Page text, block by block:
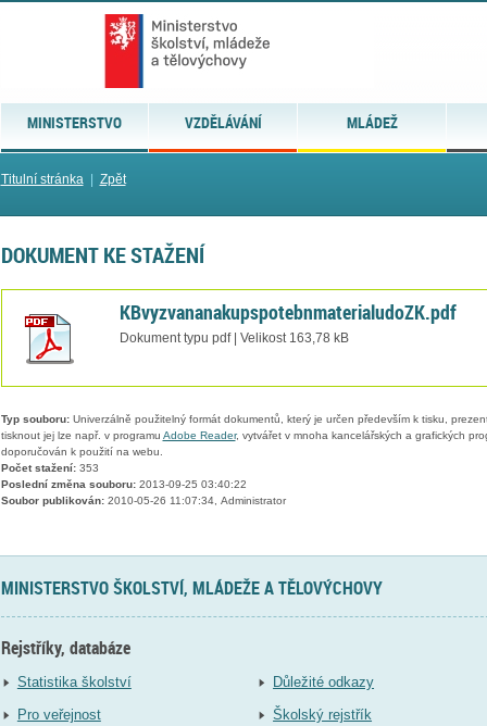
MINISTERSTVO VZDĚLÁVÁNÍ MLÁDEŽ
Titulní stránka| Zpět
DOKUMENT KE STAŽENÍ
KBvyzvananakupspotebnmaterialudoZK.pdf
Dokument typu pdf | Velikost 163,78 kB
Typ souboru:Univerzálně použitelný formát dokumentů, který je určen především k tisku,
tisknout jej lze např. v programu Adobe Reader, vytvářet v mnoha kancelářských a grafických
doporučován k použití na webu.
Počet stažení:353
Poslední změna souboru:2013-09-25 03:40:22
Soubor publikován:2010-05-26 11:07:34, Administrator
MINISTERSTVO ŠKOLSTVÍ, MLÁDEŽE A TĚLOVÝCHOVY
Rejstříky, databáze
Statistika školství
Pro veřejnost
Důležité odkazy
Školský rejstřík